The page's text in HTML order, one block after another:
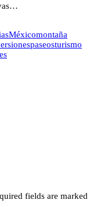
Méxicomontaña
paseosturismo
fields are marked